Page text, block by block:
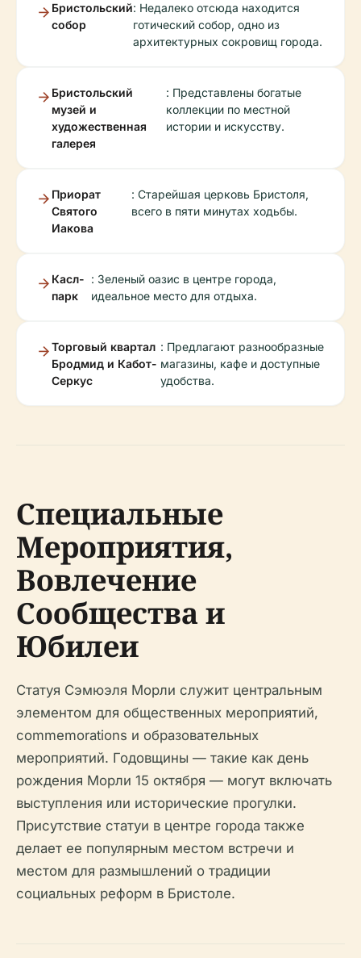
Бристольский
собор
: Недалеко отсюда находится
готический собор, одно из
архитектурных сокровищ города.
Бристольский
музей и
художественная
галерея
: Представлены богатые
коллекции по местной
истории и искусству.
Приорат
Святого
Иакова
: Старейшая церковь Бристоля,
всего в пяти минутах ходьбы.
Касл-
парк
: Зеленый оазис в центре города,
идеальное место для отдыха.
Торговый квартал
Бродмид и Кабот-
Серкус
: Предлагают разнообразные
магазины, кафе и доступные
удобства.
Специальные
Мероприятия,
Вовлечение
Сообщества и
Юбилеи
Статуя Сэмюэля Морли служит центральным
элементом для общественных мероприятий,
commemorations и образовательных
мероприятий. Годовщины — такие как день
рождения Морли 15 октября — могут включать
выступления или исторические прогулки.
Присутствие статуи в центре города также
делает ее популярным местом встречи и
местом для размышлений о традиции
социальных реформ в Бристоле.